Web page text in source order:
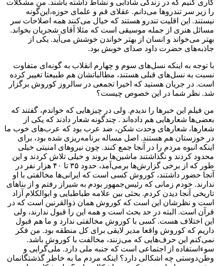
کاری کنیم که در زندگی شادابی و نشاط داشته باشند. من مشکلات
را زیر سر تندروها می‌دانم. عقلای قم و علمای حوزه،این‌گونه
نیستند. این اقلیت تندرو هستند که خیال می‌کنند همه اصلاحات سر
مسائل هنری از جمله موسیقی است که مثلا آقای شجریان بخواند.
بهتر می‌خواند و انسان از بهتر خواندن خوشش می‌آید. یکی از
جاذبه‌های حضرت داود صدای خوبش بود.
با توجه به اینکه نسل‌های سوم و چهارم انقلاب به گونه‌ای متفاوت
نسبت به نسل‌های قبلی هستند، مطالباتشان هم طبیعتا تغییر کرده
است. در جریان هستید که اخیرا تجمعی در سالروز کوروش برگزار
شد. نظر شما در این خصوص چیست؟
من فیلم این خبرها را ندیدم. ولی در چیزهایی که خواندم، گفتند که
بعضی‌ها شعارهایی هم داده‌اند . چندگونه شعار دادند که یکی از
شعارها، شعارهای وحدت شکن، ضد عرب بود که عرب‌های خوب ما
در خوزستان هم هستند. اصل مساله برنامه‌ریزی شده بود، برای
اینکه انبوه مردم را در آنجا جمع کنند. چون نیروهای امنیتی خیلی
محدود کردند و نگذاشتند ماشین‌ها بروند و خیلی تلاش کردند و این
طور که از برخی گزارش‌ها برمی‌آمد، حدود ۳۵ تا ۴۰ هزار نفر در
آنجا حضور داشتند، کوروش کسی است که ایرانی‌ها مخالفتی با او
ندارند. خودم زمانی که رئیس‌جمهور بودم به شیراز رفتم و از بناهای
تاریخی آنجا دیدن کردم. بحثی بین علامه طباطبایی و ابوالکلام آزاد
است و نظرشان این است که کوروش همان ذوالقرنین است که در
قرآن است. البته در حد بحث است و همه این را قبول ندارند، ولی
این اختلاف هست. کسی با کوروش مخالفتی ندارد و ما هم قبول
داریم که کوروش واقعا مدیر لایقی برای کل منطقه بود. من فکر
نمی‌کنم این حرف‌هایی که می‌زنند، مخالفت با کوروش باشد.
سوءاستفاده از اجتماعی است که جنبه ملی دارد. ملی‌گرایی و
وطن‌دوستی چه اشکالی دارد؟ اینکه مردم ما به خاطر گذشتگانمان